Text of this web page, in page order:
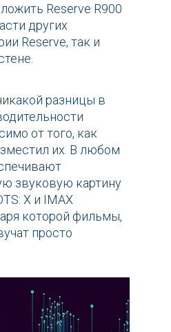
Reserve R900
других
Reserve, так и
разницы в
от того, как
их. В любом
звуковую картину
X и IMAX
которой фильмы,
просто